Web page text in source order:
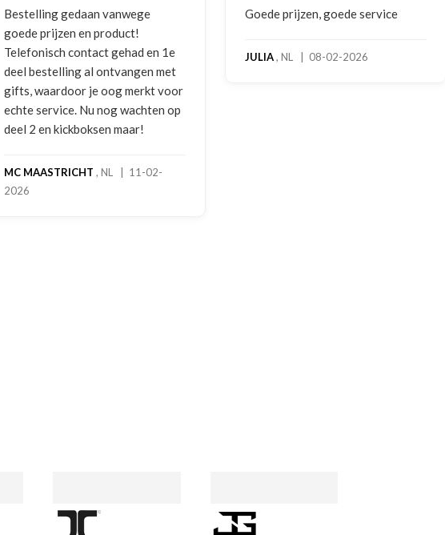
Bestelling gedaan vanwege
goede prijzen en product!
Telefonisch contact gehad en 1e
deel bestelling al ontvangen met
gifts, waardoor je oog merkt voor
echte service. Nu nog wachten op
deel 2 en kickboksen maar!
MC MAASTRICHT, NL | 11-02-
2026
Goede prijzen, goede service
JULIA, NL | 08-02-2026